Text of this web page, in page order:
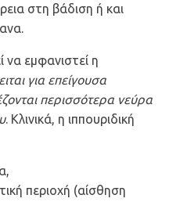
στη βάδιση ή και
να εμφανιστεί η
για επείγουσα
περισσότερα νεύρα
. Κλινικά, η ιππουριδική
περιοχή (αίσθηση